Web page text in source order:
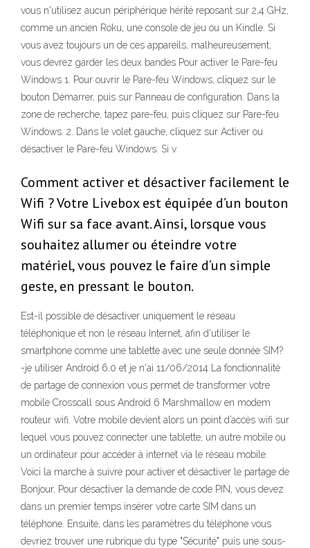
vous n'utilisez aucun périphérique hérité reposant sur 2,4 GHz,
comme un ancien Roku, une console de jeu ou un Kindle. Si
vous avez toujours un de ces appareils, malheureusement,
vous devrez garder les deux bandes Pour activer le Pare-feu
Windows 1. Pour ouvrir le Pare-feu Windows, cliquez sur le
bouton Démarrer, puis sur Panneau de configuration. Dans la
zone de recherche, tapez pare-feu, puis cliquez sur Pare-feu
Windows. 2. Dans le volet gauche, cliquez sur Activer ou
désactiver le Pare-feu Windows. Si v
Comment activer et désactiver facilement le
Wifi ? Votre Livebox est équipée d’un bouton
Wifi sur sa face avant. Ainsi, lorsque vous
souhaitez allumer ou éteindre votre
matériel, vous pouvez le faire d’un simple
geste, en pressant le bouton.
Est-il possible de désactiver uniquement le réseau
téléphonique et non le réseau Internet, afin d'utiliser le
smartphone comme une tablette avec une seule donnée SIM?
-je utiliser Android 6.0 et je n'ai 11/06/2014 La fonctionnalité
de partage de connexion vous permet de transformer votre
mobile Crosscall sous Android 6 Marshmallow en modem
routeur wifi. Votre mobile devient alors un point d’accès wifi sur
lequel vous pouvez connecter une tablette, un autre mobile ou
un ordinateur pour accéder à internet via le réseau mobile.
Voici la marche à suivre pour activer et désactiver le partage de
Bonjour, Pour désactiver la demande de code PIN, vous devez
dans un premier temps insérer votre carte SIM dans un
téléphone. Ensuite, dans les paramètres du téléphone vous
devriez trouver une rubrique du type "Sécurité" puis une sous-